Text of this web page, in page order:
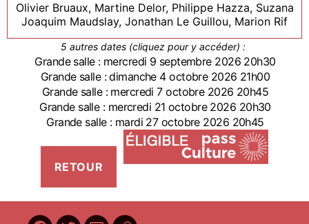
Olivier Bruaux, Martine Delor, Philippe Hazza, Suzana
Joaquim Maudslay, Jonathan Le Guillou, Marion Rif
5 autres dates (cliquez pour y accéder) :
Grande salle : mercredi 9 septembre 2026 20h30
Grande salle : dimanche 4 octobre 2026 21h00
Grande salle : mercredi 7 octobre 2026 20h45
Grande salle : mercredi 21 octobre 2026 20h30
Grande salle : mardi 27 octobre 2026 20h45